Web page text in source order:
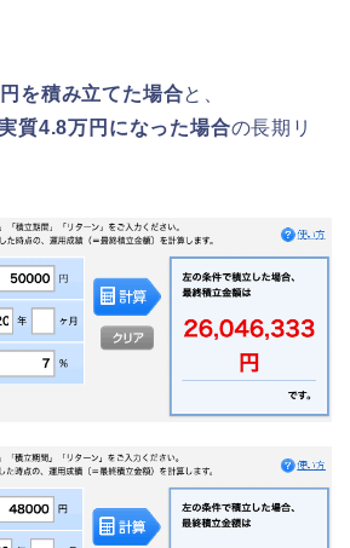
を積み立てた場合と、
質4.8万円になった場合の長期リ